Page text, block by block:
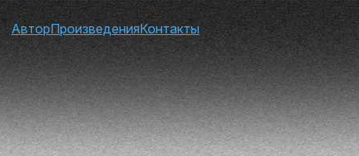
АвторПроизведенияКонтакты